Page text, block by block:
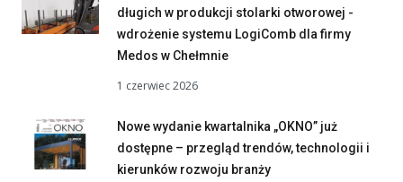
długich w produkcji stolarki otworowej -
wdrożenie systemu LogiComb dla firmy
Medos w Chełmnie
1 czerwiec 2026
Nowe wydanie kwartalnika „OKNO” już
dostępne – przegląd trendów, technologii i
kierunków rozwoju branży